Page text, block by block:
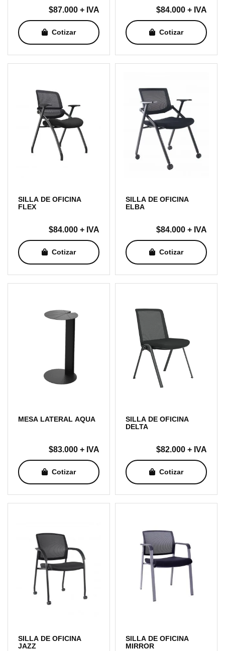
$87.000 + IVA
Cotizar
$84.000 + IVA
Cotizar
SILLA DE OFICINA
FLEX
$84.000 + IVA
Cotizar
SILLA DE OFICINA
ELBA
$84.000 + IVA
Cotizar
MESA LATERAL AQUA
$83.000 + IVA
Cotizar
SILLA DE OFICINA
DELTA
$82.000 + IVA
Cotizar
SILLA DE OFICINA
JAZZ
SILLA DE OFICINA
MIRROR